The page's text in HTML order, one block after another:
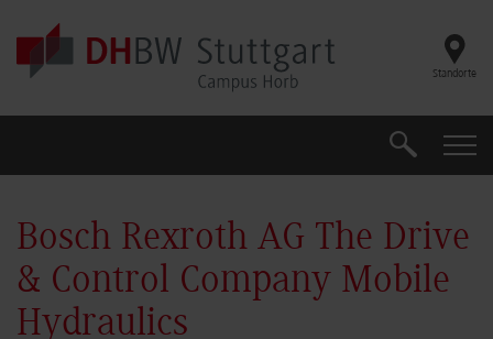
Skip to main content
Standorte
Suche
Bosch Rexroth AG The Drive
& Control Company Mobile
Hydraulics